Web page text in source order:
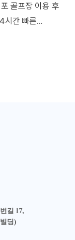
골프장 이용 후
시간 빠른…
길 17,
딩)